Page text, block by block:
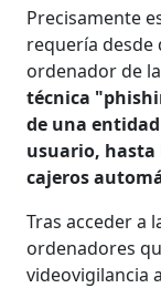
Precisamente
requería desde
ordenador de
técnica
de una
usuario, hasta
cajeros
Tras acceder a
ordenadores
videovigilancia